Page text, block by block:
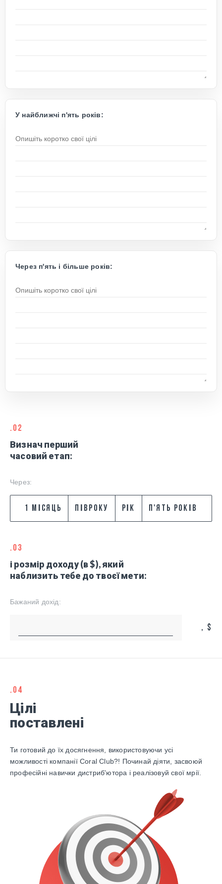
У найближчі п'ять років:
Через п'ять і більше років:
.02
Визнач перший
часовий етап:
Через:
1 МІСЯЦЬ ПІВРОКУ РІК П'ЯТЬ РОКІВ
.03
і розмір доходу (в $), який
наблизить тебе до твоєї мети:
Бажаний дохід:
, $
.04
Цілі
поставлені
Ти готовий до їх досягнення, використовуючи усі
можливості компанії Coral Club?! Починай діяти, засвоюй
професійні навички дистриб'ютора і реалізовуй свої мрії.